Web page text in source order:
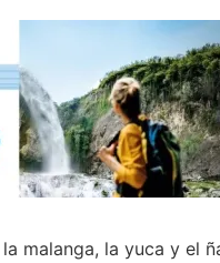
malanga, la yuca y el